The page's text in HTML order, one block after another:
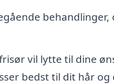
vil lytte til dine
bedst til dit hår